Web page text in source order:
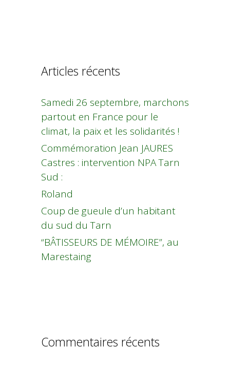
Articles récents
Samedi 26 septembre, marchons
partout en France pour le
climat, la paix et les solidarités !
Commémoration Jean JAURES
Castres : intervention NPA Tarn
Sud :
Roland
Coup de gueule d’un habitant
du sud du Tarn
“BÂTISSEURS DE MÉMOIRE”, au
Marestaing
Commentaires récents